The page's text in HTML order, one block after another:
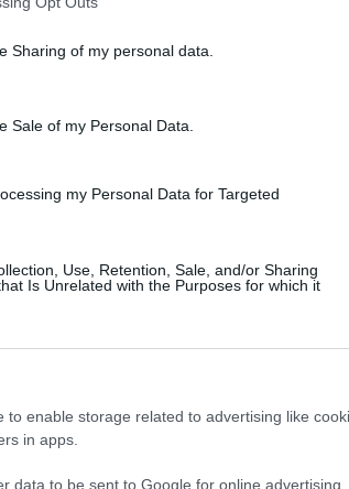
Sharing of my personal data.
Sale of my Personal Data.
my Personal Data for Targeted
Use, Retention, Sale, and/or Sharing
Is Unrelated with the Purposes for which it
to enable storage related to advertising like
in apps.
data to be sent to Google for online advertising